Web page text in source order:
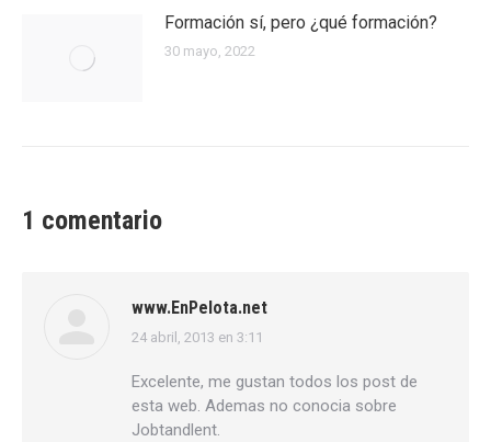
Formación sí, pero ¿qué formación?
30 mayo, 2022
1 comentario
www.EnPelota.net
dice:
24 abril, 2013 en 3:11
Excelente, me gustan todos los post de
esta web. Ademas no conocia sobre
Jobtandlent.